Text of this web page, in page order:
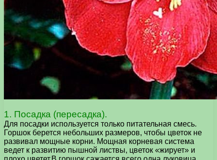
1. Посадка (пересадка).
Для посадки используется только питательная смесь.
Горшок берется небольших размеров, чтобы цветок не
развивал мощные корни. Мощная корневая система
ведет к развитию пышной листвы, цветок «жирует» и